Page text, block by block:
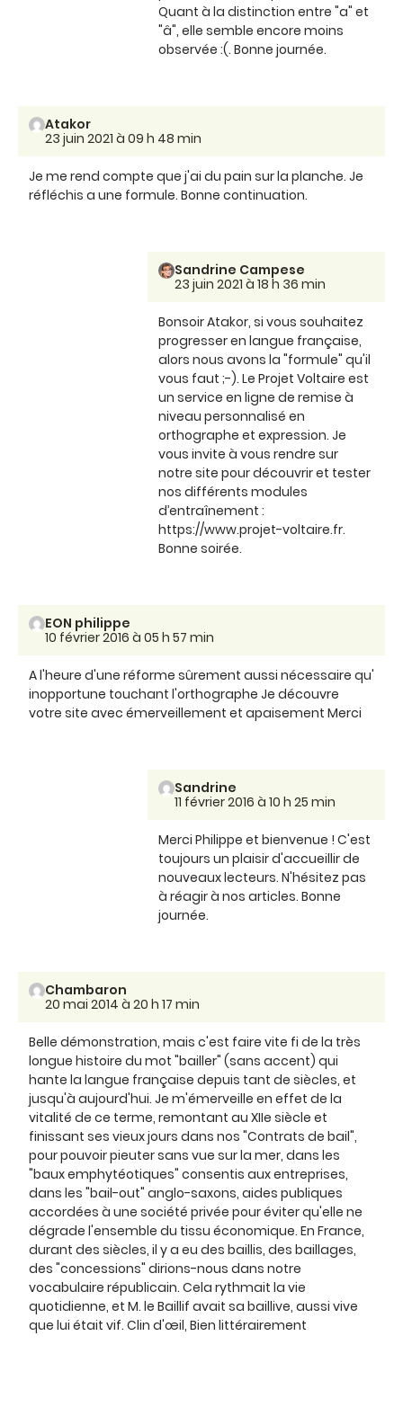
Quant à la distinction entre "a" et
"â", elle semble encore moins
observée :(. Bonne journée.
Atakor
23 juin 2021 à 09 h 48 min
Je me rend compte que j'ai du pain sur la planche. Je
réfléchis a une formule. Bonne continuation.
Sandrine Campese
23 juin 2021 à 18 h 36 min
Bonsoir Atakor, si vous souhaitez
progresser en langue française,
alors nous avons la "formule" qu'il
vous faut ;-). Le Projet Voltaire est
un service en ligne de remise à
niveau personnalisé en
orthographe et expression. Je
vous invite à vous rendre sur
notre site pour découvrir et tester
nos différents modules
d’entraînement :
https://www.projet-voltaire.fr.
Bonne soirée.
EON philippe
10 février 2016 à 05 h 57 min
A l'heure d'une réforme sûrement aussi nécessaire qu'
inopportune touchant l'orthographe Je découvre
votre site avec émerveillement et apaisement Merci
Sandrine
11 février 2016 à 10 h 25 min
Merci Philippe et bienvenue ! C'est
toujours un plaisir d'accueillir de
nouveaux lecteurs. N'hésitez pas
à réagir à nos articles. Bonne
journée.
Chambaron
20 mai 2014 à 20 h 17 min
Belle démonstration, mais c'est faire vite fi de la très
longue histoire du mot "bailler" (sans accent) qui
hante la langue française depuis tant de siècles, et
jusqu'à aujourd'hui. Je m'émerveille en effet de la
vitalité de ce terme, remontant au XIIe siècle et
finissant ses vieux jours dans nos "Contrats de bail",
pour pouvoir pieuter sans vue sur la mer, dans les
"baux emphytéotiques" consentis aux entreprises,
dans les "bail-out" anglo-saxons, aides publiques
accordées à une société privée pour éviter qu'elle ne
dégrade l'ensemble du tissu économique. En France,
durant des siècles, il y a eu des baillis, des baillages,
des "concessions" dirions-nous dans notre
vocabulaire républicain. Cela rythmait la vie
quotidienne, et M. le Baillif avait sa baillive, aussi vive
que lui était vif. Clin d'œil, Bien littérairement